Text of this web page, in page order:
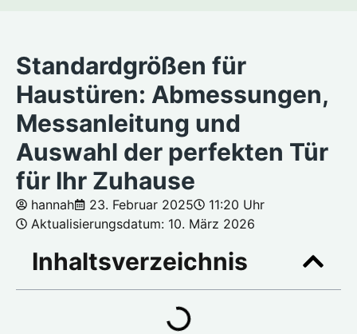
Standardgrößen für
Haustüren: Abmessungen,
Messanleitung und
Auswahl der perfekten Tür
für Ihr Zuhause
hannah 23. Februar 2025
11:20 Uhr
Aktualisierungsdatum: 10. März 2026
Inhaltsverzeichnis